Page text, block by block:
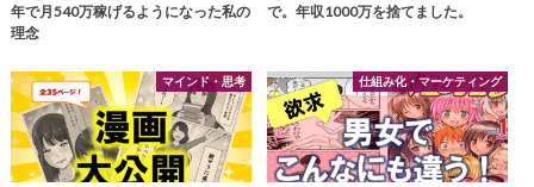
年で月540万稼げるようになった私の
理念
で。年収1000万を捨てました。
マインド・思考 仕組み化・マーケティング